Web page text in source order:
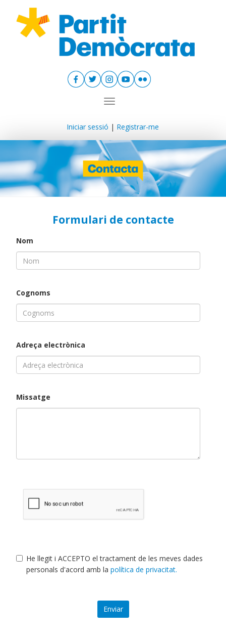
Toggle navigation
Iniciar sessió | Registrar-me
Formulari de contacte
Nom
Cognoms
Adreça electrònica
Missatge
He llegit i ACCEPTO el tractament de les meves dades
personals d'acord amb la política de privacitat.
Enviar